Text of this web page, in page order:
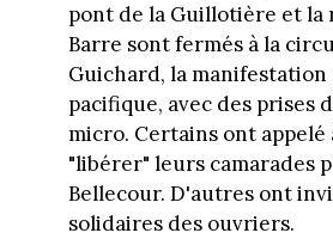
pont de la Guillotière et la
Barre sont fermés à la
Guichard, la manifestation
pacifique, avec des prises
micro. Certains ont appelé
"libérer" leurs camarades
Bellecour. D'autres ont
solidaires des ouvriers.